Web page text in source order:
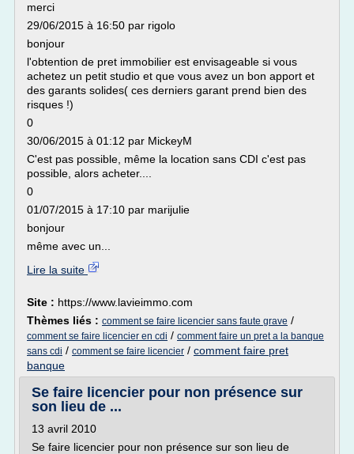
merci
29/06/2015 à 16:50 par rigolo
bonjour
l'obtention de pret immobilier est envisageable si vous
achetez un petit studio et que vous avez un bon apport et
des garants solides( ces derniers garant prend bien des
risques !)
0
30/06/2015 à 01:12 par MickeyM
C'est pas possible, même la location sans CDI c'est pas
possible, alors acheter....
0
01/07/2015 à 17:10 par marijulie
bonjour
même avec un...
Lire la suite
Site : https://www.lavieimmo.com
Thèmes liés : comment se faire licencier sans faute grave /
comment se faire licencier en cdi / comment faire un pret a la banque
sans cdi / comment se faire licencier / comment faire pret
banque
Se faire licencier pour non présence sur
son lieu de ...
13 avril 2010
Se faire licencier pour non présence sur son lieu de